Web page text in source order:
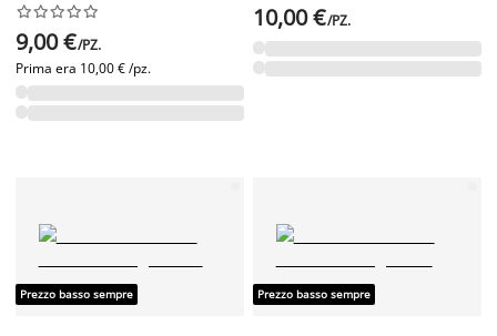






9,00 €/PZ.
Prima era 10,00 € /pz.
10,00 €/PZ.
Prezzo basso sempre Prezzo basso sempre